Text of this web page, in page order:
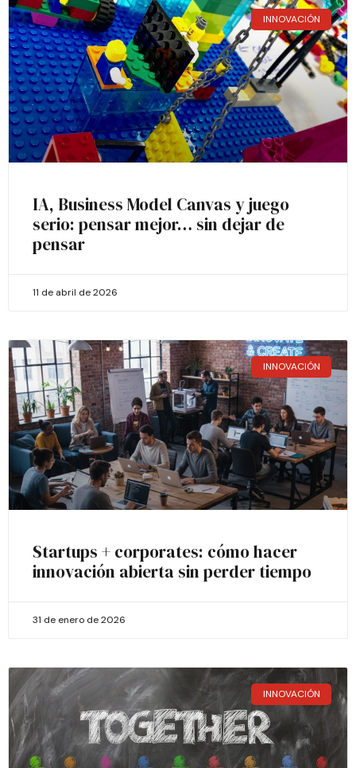
INNOVACIÓN
IA, Business Model Canvas y juego
serio: pensar mejor… sin dejar de
pensar
11 de abril de 2026
INNOVACIÓN
Startups + corporates: cómo hacer
innovación abierta sin perder tiempo
31 de enero de 2026
INNOVACIÓN